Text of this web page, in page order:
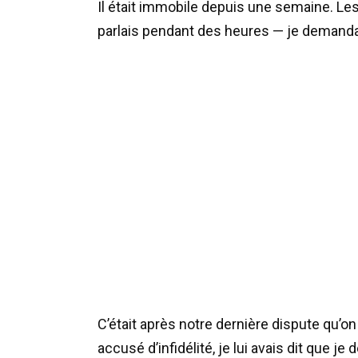
Il était immobile depuis une semaine.
parlais pendant des heures — je
C’était après notre dernière dispute
accusé d’infidélité, je lui avais dit que je